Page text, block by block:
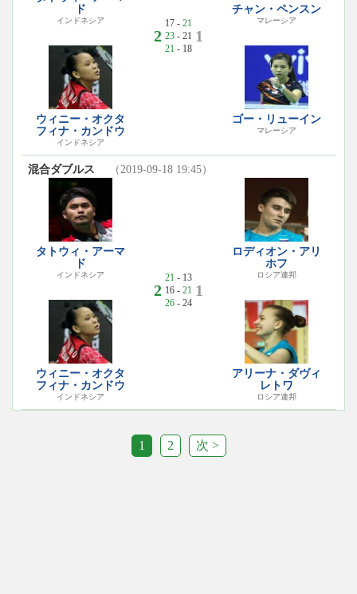
ド
インドネシア
ウィニー・オクタ
フィナ・カンドウ
インドネシア
2
17 - 21
23- 21
21 - 18
1
チャン・ペンスン
マレーシア
ゴー・リューイン
マレーシア
混合ダブルス （2019-09-18 19:45）
タトウィ・アーマ
ド
インドネシア
ウィニー・オクタ
フィナ・カンドウ
インドネシア
2
21 - 13
16 - 21
26- 24
1
ロディオン・アリ
ホフ
ロシア連邦
アリーナ・ダヴィ
レトワ
ロシア連邦
1 2 次 >